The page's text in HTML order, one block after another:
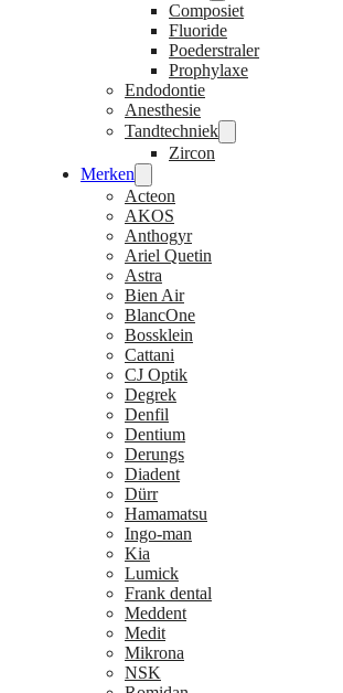
Composiet
Fluoride
Poederstraler
Prophylaxe
Endodontie
Anesthesie
Tandtechniek
Zircon
Merken
Acteon
AKOS
Anthogyr
Ariel Quetin
Astra
Bien Air
BlancOne
Bossklein
Cattani
CJ Optik
Degrek
Denfil
Dentium
Derungs
Diadent
Dürr
Hamamatsu
Ingo-man
Kia
Lumick
Frank dental
Meddent
Medit
Mikrona
NSK